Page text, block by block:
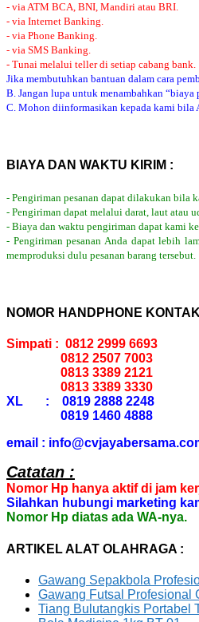
- via ATM BCA, BNI, Mandiri atau BRI.
- via Internet Banking.
- via Phone Banking.
- via SMS Banking.
- Tunai melalui teller di setiap cabang bank.
Jika membutuhkan bantuan dalam cara
B. Jangan lupa untuk menambahkan
C. Mohon diinformasikan kepada kami bila
BIAYA DAN WAKTU KIRIM :
- Pengiriman pesanan dapat dilakukan bila
- Pengiriman dapat melalui darat, laut atau
- Biaya dan waktu pengiriman dapat kami
- Pengiriman pesanan Anda dapat lebih
memproduksi dulu pesanan barang tersebut.
NOMOR HANDPHONE
Simpati : 0812 2999 6693
0812 2507 7003
0813 3389 2121
0813 3389 3330
XL : 0819 2888 2248
0819 1460 4888
email :
Catatan :
Nomor Hp hanya aktif di jam
Silahkan hubungi marketing
Nomor Hp diatas ada WA-nya.
ARTIKEL ALAT OLAHRAGA :
Gawang Sepakbola
Gawang Futsal Profesional
Tiang Bulutangkis Portabel